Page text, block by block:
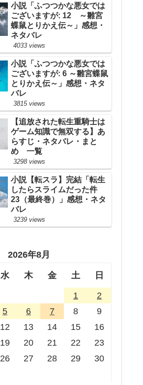
小説「ふつつかな悪女では
ございますが: 12 ～雛宮
蝶鼠とりかえ伝～」感想・
ネタバレ
4033 views
小説「ふつつかな悪女では
ございますが: 6 ～雛宮蝶鼠
とりかえ伝～」感想・ネタ
バレ
3815 views
【追放された転生重騎士は
ゲーム知識で無双する】あ
らすじ・ネタバレ・まと
め 一覧
3298 views
小説【転スラ】完結「転生
したらスライムだった件
23（最終巻）」感想・ネタ
バレ
3239 views
2026年8月
水 木 金 土 日
1
2
5 6 7 8
9
12 13 14 15
16
19 20 21 22
23
26 27 28 29
30